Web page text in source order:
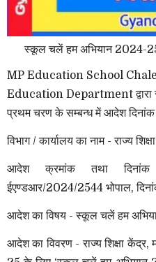
स्कूल चलें हम अभियान 2024-
MP Education School
Education Department
प्रथम चरण के सम्बन्ध में आदेश
विभाग / कार्यालय का नाम - राज्य
आदेश क्रमांक तथा
ईएण्डआर/2024/2544 भोपाल,
आदेश का विषय - स्कूल चलें हम
आदेश का विवरण -राज्य शिक्षा केंद्र,